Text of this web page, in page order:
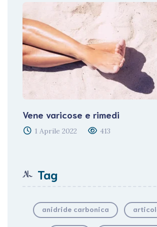
Vene varicose e rimedi
1 Aprile 2022 413
Tag
anidride carbonica